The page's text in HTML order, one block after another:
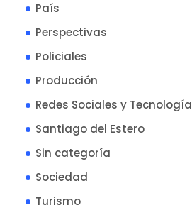
País
Perspectivas
Policiales
Producción
Redes Sociales y Tecnología
Santiago del Estero
Sin categoría
Sociedad
Turismo